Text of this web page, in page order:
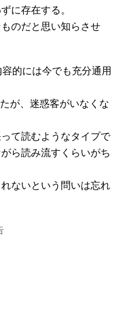
に存在する。
のだと思い知らさせ
的には今でも充分通用
が、迷惑客がいなくな
て読むようなタイプで
ら読み流すくらいがち
ないという問いは忘れ